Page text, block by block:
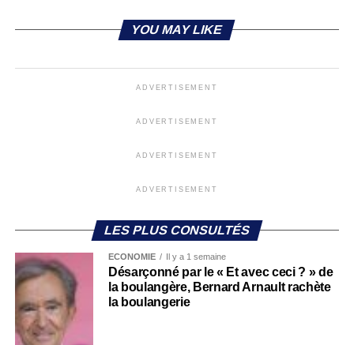
YOU MAY LIKE
ADVERTISEMENT
ADVERTISEMENT
ADVERTISEMENT
ADVERTISEMENT
LES PLUS CONSULTÉS
ECONOMIE Il y a 1 semaine
Désarçonné par le « Et avec ceci ? » de
la boulangère, Bernard Arnault rachète
la boulangerie